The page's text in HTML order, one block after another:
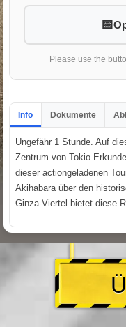
Please use the
Info Dokumente
Ungefähr 1 Stunde. Auf
Zentrum von
dieser actiongeladenen
Akihabara über den
Ginza-Viertel bietet diese